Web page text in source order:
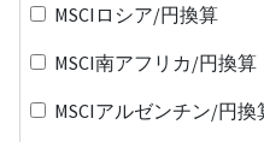
MSCIロシア/円換算
MSCI南アフリカ/円換算
MSCIアルゼンチン/円換